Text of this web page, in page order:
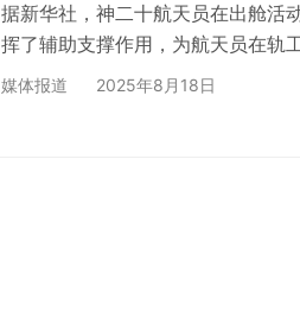
据新华社，神二十航天员在出舱活
挥了辅助支撑作用，为航天员在轨
媒体报道 2025年8月18日